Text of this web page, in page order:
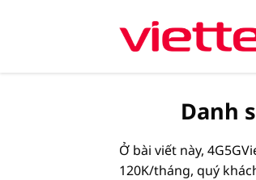
Danh
Ở bài viết này,
120K/tháng, quý